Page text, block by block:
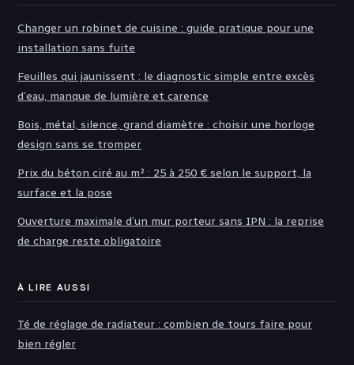
Changer un robinet de cuisine : guide pratique pour une
installation sans fuite
Feuilles qui jaunissent : le diagnostic simple entre excès
d’eau, manque de lumière et carence
Bois, métal, silence, grand diamètre : choisir une horloge
design sans se tromper
Prix du béton ciré au m² : 25 à 250 € selon le support, la
surface et la pose
Ouverture maximale d’un mur porteur sans IPN : la reprise
de charge reste obligatoire
À LIRE AUSSI
Té de réglage de radiateur : combien de tours faire pour
bien régler